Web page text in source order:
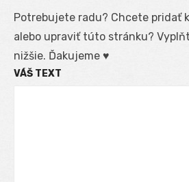
Potrebujete radu? Chcete pridať
alebo upraviť túto stránku?
nižšie. Ďakujeme ♥
VÁŠ TEXT